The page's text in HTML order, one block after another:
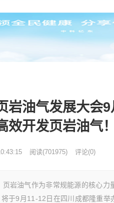
岩油气发展大会
效开发页岩油气！
阅读(701975) 评论(0)
岩油气作为非常规能源的核心
于9月11-12日在四川成都隆重举